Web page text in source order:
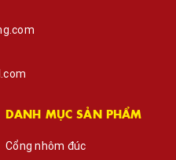
DANH MỤC SẢN PHẨM
Cổng nhôm đúc